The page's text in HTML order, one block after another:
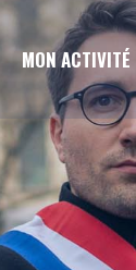
MON ACTIVITÉ